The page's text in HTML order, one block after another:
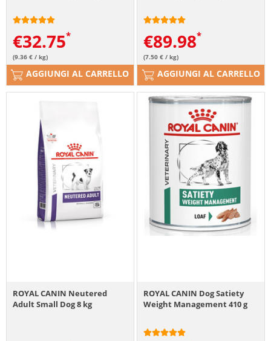
€32.75
(9.36 € / kg)
AGGIUNGI AL CARRELLO
€89.98
(7.50 € / kg)
AGGIUNGI AL CARRELLO
ROYAL CANIN Neutered
Adult Small Dog 8 kg
ROYAL CANIN Dog Satiety
Weight Management 410 g